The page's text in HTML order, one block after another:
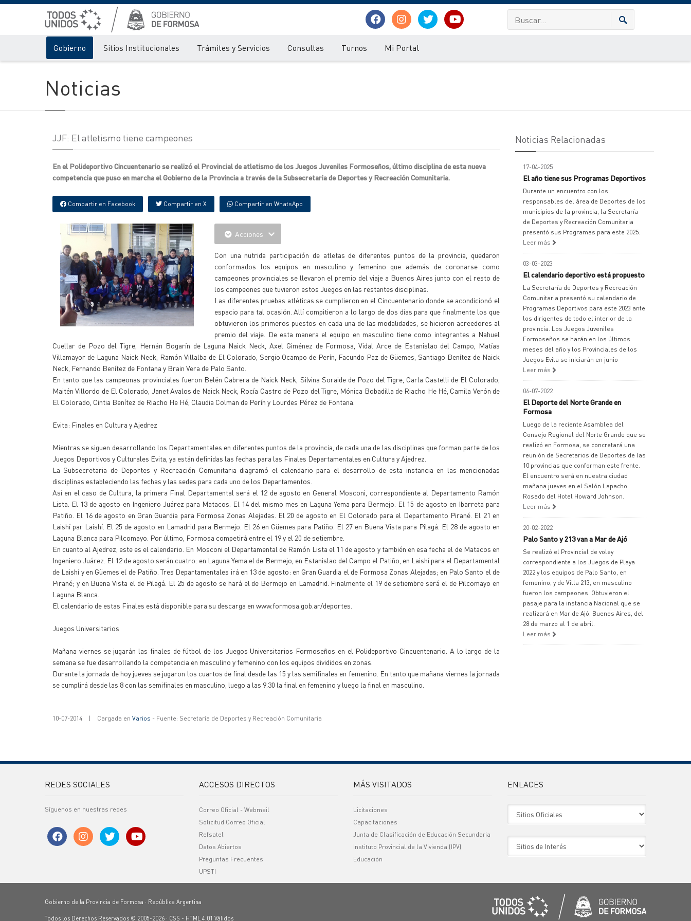
Gobierno Sitios Institucionales Trámites y Servicios Consultas Turnos Mi Portal
Noticias
JJF: El atletismo tiene campeones
En el Polideportivo Cincuentenario se realizó el Provincial de atletismo de los Juegos Juveniles Formoseños, último disciplina de esta nueva
competencia que puso en marcha el Gobierno de la Provincia a través de la Subsecretaria de Deportes y Recreación Comunitaria.
Compartir en Facebook Compartir en X Compartir en WhatsApp
Acciones
Con una nutrida participación de atletas de diferentes puntos de la provincia, quedaron
conformados los equipos en masculino y femenino que además de coronarse como
campeones provinciales se llevaron el premio del viaje a Buenos Aires junto con el resto de
los campeones que tuvieron estos Juegos en las restantes disciplinas.
Las diferentes pruebas atléticas se cumplieron en el Cincuentenario donde se acondicionó el
espacio para tal ocasión. Allí compitieron a lo largo de dos días para que finalmente los que
obtuvieron los primeros puestos en cada una de las modalidades, se hicieron acreedores al
premio del viaje. De esta manera el equipo en masculino tiene como integrantes a Nahuel
Cuellar de Pozo del Tigre, Hernán Bogarín de Laguna Naick Neck, Axel Giménez de Formosa, Vidal Arce de Estanislao del Campo, Matías
Villamayor de Laguna Naick Neck, Ramón Villalba de El Colorado, Sergio Ocampo de Perín, Facundo Paz de Güemes, Santiago Benítez de Naick
Neck, Fernando Benítez de Fontana y Brain Vera de Palo Santo.
En tanto que las campeonas provinciales fueron Belén Cabrera de Naick Neck, Silvina Soraide de Pozo del Tigre, Carla Castelli de El Colorado,
Maitén Villordo de El Colorado, Janet Avalos de Naick Neck, Rocía Castro de Pozo del Tigre, Mónica Bobadilla de Riacho He Hé, Camila Verón de
El Colorado, Cintia Benítez de Riacho He Hé, Claudia Colman de Perín y Lourdes Pérez de Fontana.
Evita: Finales en Cultura y Ajedrez
Mientras se siguen desarrollando los Departamentales en diferentes puntos de la provincia, de cada una de las disciplinas que forman parte de los
Juegos Deportivos y Culturales Evita, ya están definidas las fechas para las Finales Departamentales en Cultura y Ajedrez.
La Subsecretaria de Deportes y Recreación Comunitaria diagramó el calendario para el desarrollo de esta instancia en las mencionadas
disciplinas estableciendo las fechas y las sedes para cada uno de los Departamentos.
Así en el caso de Cultura, la primera Final Departamental será el 12 de agosto en General Mosconi, correspondiente al Departamento Ramón
Lista. El 13 de agosto en Ingeniero Juárez para Matacos. El 14 del mismo mes en Laguna Yema para Bermejo. El 15 de agosto en Ibarreta para
Patiño. El 16 de agosto en Gran Guardia para Formosa Zonas Alejadas. El 20 de agosto en El Colorado para el Departamento Pirané. El 21 en
Laishí par Laishí. El 25 de agosto en Lamadrid para Bermejo. El 26 en Güemes para Patiño. El 27 en Buena Vista para Pilagá. El 28 de agosto en
Laguna Blanca para Pilcomayo. Por último, Formosa competirá entre el 19 y el 20 de setiembre.
En cuanto al Ajedrez, este es el calendario. En Mosconi el Departamental de Ramón Lista el 11 de agosto y también en esa fecha el de Matacos en
Ingeniero Juárez. El 12 de agosto serán cuatro: en Laguna Yema el de Bermejo, en Estanislao del Campo el Patiño, en Laishí para el Departamental
de Laishí y en Güemes el de Patiño. Tres Departamentales irá en 13 de agosto: en Gran Guardia el de Formosa Zonas Alejadas; en Palo Santo el de
Pirané; y en Buena Vista el de Pilagá. El 25 de agosto se hará el de Bermejo en Lamadrid. Finalmente el 19 de setiembre será el de Pilcomayo en
Laguna Blanca.
El calendario de estas Finales está disponible para su descarga en www.formosa.gob.ar/deportes.
Juegos Universitarios
Mañana viernes se jugarán las finales de fútbol de los Juegos Universitarios Formoseños en el Polideportivo Cincuentenario. A lo largo de la
semana se fue desarrollando la competencia en masculino y femenino con los equipos divididos en zonas.
Durante la jornada de hoy jueves se jugaron los cuartos de final desde las 15 y las semifinales en femenino. En tanto que mañana viernes la jornada
se cumplirá desde las 8 con las semifinales en masculino, luego a las 9.30 la final en femenino y luego la final en masculino.
10-07-2014 | Cargada en Varios - Fuente: Secretaría de Deportes y Recreación Comunitaria
Noticias Relacionadas
17-04-2025
El año tiene sus Programas Deportivos
Durante un encuentro con los
responsables del área de Deportes de los
municipios de la provincia, la Secretaría
de Deportes y Recreación Comunitaria
presentó sus Programas para este 2025.
Leer más
03-03-2023
El calendario deportivo está propuesto
La Secretaría de Deportes y Recreación
Comunitaria presentó su calendario de
Programas Deportivos para este 2023 ante
los dirigentes de todo el interior de la
provincia. Los Juegos Juveniles
Formoseños se harán en los últimos
meses del año y los Provinciales de los
Juegos Evita se iniciarán en junio
Leer más
06-07-2022
El Deporte del Norte Grande en
Formosa
Luego de la reciente Asamblea del
Consejo Regional del Norte Grande que se
realizó en Formosa, se concretará una
reunión de Secretarios de Deportes de las
10 provincias que conforman este frente.
El encuentro será en nuestra ciudad
mañana jueves en el Salón Lapacho
Rosado del Hotel Howard Johnson.
Leer más
20-02-2022
Palo Santo y 213 van a Mar de Ajó
Se realizó el Provincial de voley
correspondiente a los Juegos de Playa
2022 y los equipos de Palo Santo, en
femenino, y de Villa 213, en masculino
fueron los campeones. Obtuvieron el
pasaje para la instancia Nacional que se
realizará en Mar de Ajó, Buenos Aires, del
28 de marzo al 1 de abril.
Leer más
REDES SOCIALES
Síguenos en nuestras redes
ACCESOS DIRECTOS
Correo Oficial - Webmail
Solicitud Correo Oficial
Refsatel
Datos Abiertos
Preguntas Frecuentes
UPSTI
MÁS VISITADOS
Licitaciones
Capacitaciones
Junta de Clasificación de Educación Secundaria
Instituto Provincial de la Vivienda (IPV)
Educación
ENLACES
Gobierno de la Provincia de Formosa · República Argentina
Todos los Derechos Reservados © 2005-2026 · CSS - HTML 4.01 Válidos